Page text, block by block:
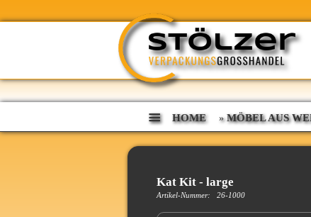
HOME »MÖBEL AUS
Kat Kit - large
Artikel-Nummer: 26-1000